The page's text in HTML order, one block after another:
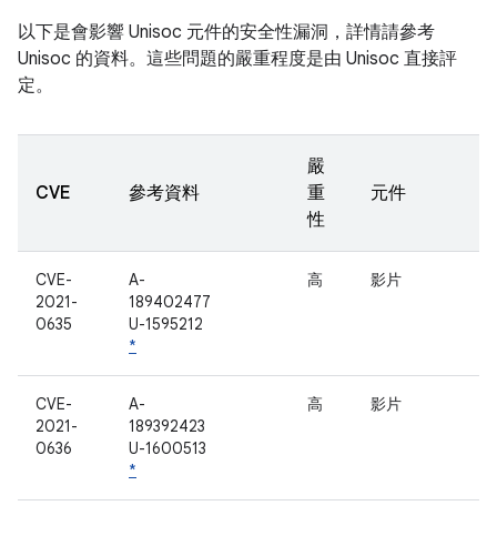
以下是會影響 Unisoc 元件的安全性漏洞，詳情請參考
Unisoc 的資料。這些問題的嚴重程度是由 Unisoc 直接評
定。
CVE 參考資料
嚴
重
性
元件
CVE-
2021-
0635
A-
189402477
U-1595212
*
高 影片
CVE-
2021-
0636
A-
189392423
U-1600513
*
高 影片